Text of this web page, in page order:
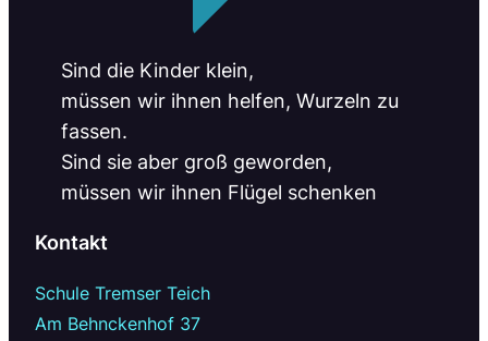
Sind die Kinder klein,
müssen wir ihnen helfen, Wurzeln zu
fassen.
Sind sie aber groß geworden,
müssen wir ihnen Flügel schenken
Kontakt
Schule Tremser Teich
Am Behnckenhof 37